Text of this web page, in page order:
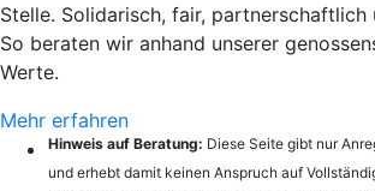
Stelle. Solidarisch, fair, partnerschaftlich
So beraten wir anhand unserer
Werte.
Mehr erfahren
Hinweis auf Beratung: Diese Seite gibt nur
und erhebt damit keinen Anspruch auf